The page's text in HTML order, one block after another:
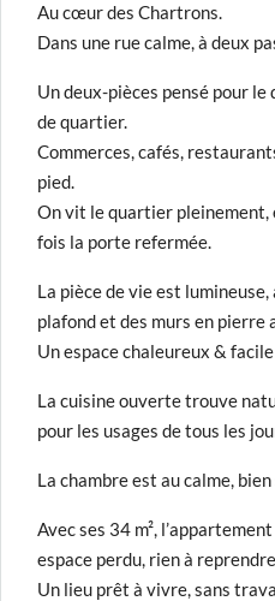
Au cœur des Chartrons.
Dans une rue calme, à deux
Un deux-pièces pensé pour
de quartier.
Commerces, cafés,
pied.
On vit le quartier pleinement,
fois la porte refermée.
La pièce de vie est
plafond et des murs en pierre
Un espace chaleureux &
La cuisine ouverte trouve
pour les usages de tous les
La chambre est au calme,
Avec ses 34 m²,
espace perdu, rien à
Un lieu prêt à vivre, sans